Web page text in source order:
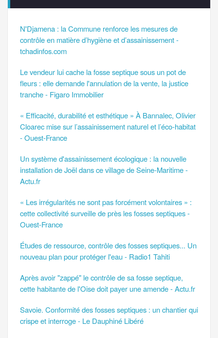
N'Djamena : la Commune renforce les mesures de
contrôle en matière d’hygiène et d’assainissement -
tchadinfos.com
Le vendeur lui cache la fosse septique sous un pot de
fleurs : elle demande l'annulation de la vente, la justice
tranche - Figaro Immobilier
« Efficacité, durabilité et esthétique » À Bannalec, Olivier
Cloarec mise sur l’assainissement naturel et l’éco-habitat
- Ouest-France
Un système d'assainissement écologique : la nouvelle
installation de Joël dans ce village de Seine-Maritime -
Actu.fr
« Les irrégularités ne sont pas forcément volontaires » :
cette collectivité surveille de près les fosses septiques -
Ouest-France
Études de ressource, contrôle des fosses septiques... Un
nouveau plan pour protéger l'eau - Radio1 Tahiti
Après avoir "zappé" le contrôle de sa fosse septique,
cette habitante de l'Oise doit payer une amende - Actu.fr
Savoie. Conformité des fosses septiques : un chantier qui
crispe et interroge - Le Dauphiné Libéré